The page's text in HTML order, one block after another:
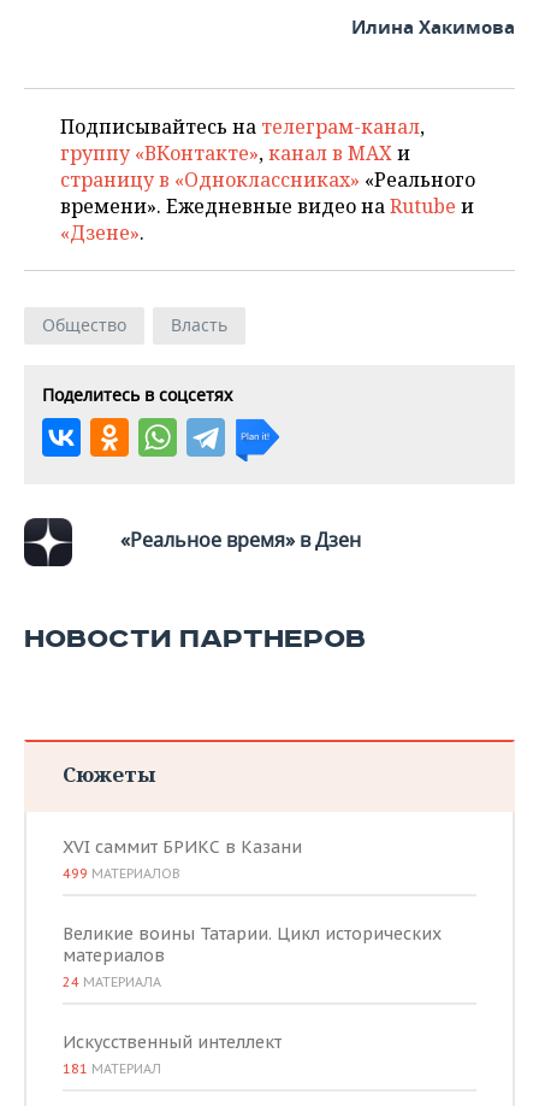
Илина Хакимова
Подписывайтесь на телеграм-канал,
группу «ВКонтакте»,канал в MAXи
страницу в «Одноклассниках» «Реального
времени». Ежедневные видео наRutube и
«Дзене».
Общество Власть
Поделитесь в соцсетях
«Реальное время» в Дзен
НОВОСТИ ПАРТНЕРОВ
Сюжеты
XVI саммит БРИКС в Казани
499 МАТЕРИАЛОВ
Великие воины Татарии. Цикл исторических
материалов
24 МАТЕРИАЛА
Искусственный интеллект
181 МАТЕРИАЛ